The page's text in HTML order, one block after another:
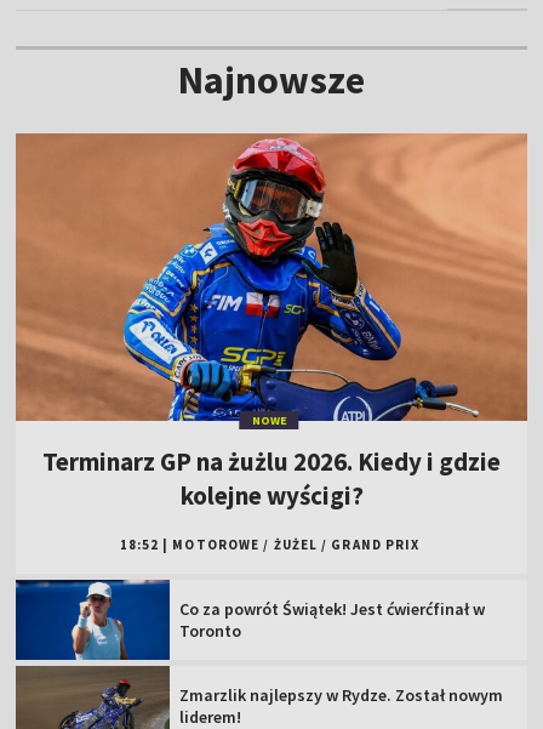
Najnowsze
NOWE
Terminarz GP na żużlu 2026. Kiedy i gdzie
kolejne wyścigi?
18:52 MOTOROWE / ŻUŻEL / GRAND PRIX
Co za powrót Świątek! Jest ćwierćfinał w
Toronto
Zmarzlik najlepszy w Rydze. Został nowym
liderem!